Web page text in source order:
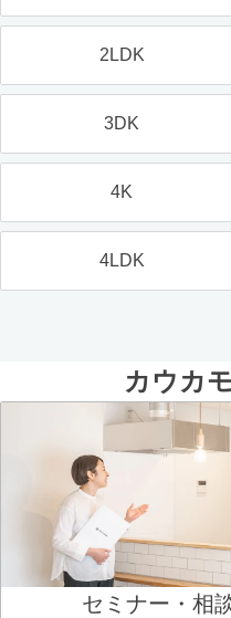
2LDK
3DK
4K
4LDK
カウカ
セミナー・相